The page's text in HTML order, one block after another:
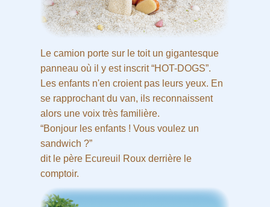
Le camion porte sur le toit un gigantesque
panneau où il y est inscrit “HOT-DOGS”.
Les enfants n'en croient pas leurs yeux. En
se rapprochant du van, ils reconnaissent
alors une voix très familière.
“Bonjour les enfants ! Vous voulez un
sandwich ?”
dit le père Ecureuil Roux derrière le
comptoir.